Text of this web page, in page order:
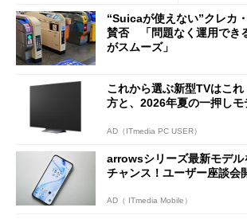
開催
“Suicaが使えない”クレカ
賛否 「問題なく運用でき
がスムーズ」
これから選ぶ新型TVはこ
方と、2026年夏の一押しモ
AD（ITmedia PC USER）
arrowsシリーズ最新モデル
チャンス！ユーザー座談会
AD（ ITmedia Mobile）